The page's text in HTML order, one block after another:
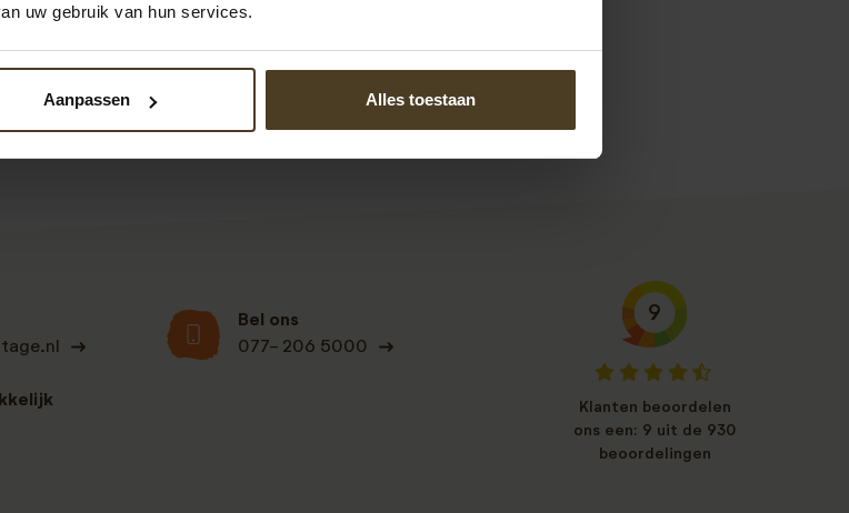
uw gebruik van hun services.
Aanpassen Alles toestaan
alle recensies
Bel ons
077- 206 5000
9
Klanten beoordelen
ons een: 9 uit de 930
beoordelingen